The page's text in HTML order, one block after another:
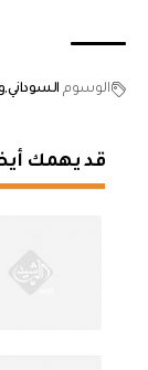
الوسوم السوداني
قد يهمك